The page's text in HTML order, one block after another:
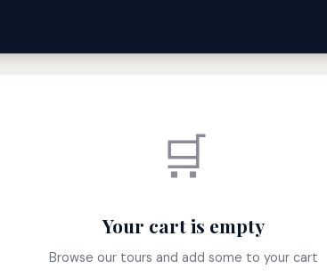
🛒
Your cart is empty
Browse our tours and add some to your cart